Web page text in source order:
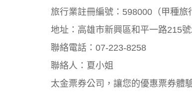
旅行業註冊編號：598000（甲種旅
地址：高雄市新興區和平一路215
聯絡電話：07-223-8258
聯絡人：夏小姐
太金票券公司，讓您的優惠票券體